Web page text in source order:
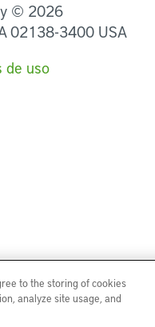
© 2026
02138-3400 USA
de uso
to the storing of cookies
analyze site usage, and